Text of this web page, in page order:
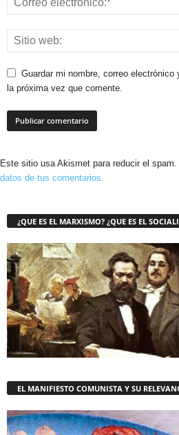
Guardar mi nombre, correo
la próxima vez que comente.
Este sitio usa Akismet para reducir el spam.
datos de tus comentarios.
¿QUE ES EL MARXISMO? ¿QUE ES EL
EL MANIFIESTO COMUNISTA Y SU